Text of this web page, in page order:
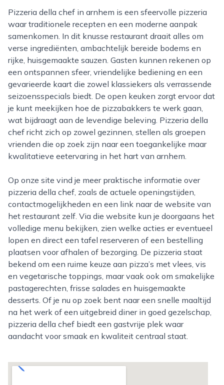
Pizzeria della chef in arnhem is een sfeervolle pizzeria
waar traditionele recepten en een moderne aanpak
samenkomen. In dit knusse restaurant draait alles om
verse ingrediënten, ambachtelijk bereide bodems en
rijke, huisgemaakte sauzen. Gasten kunnen rekenen op
een ontspannen sfeer, vriendelijke bediening en een
gevarieerde kaart die zowel klassiekers als verrassende
seizoensspecials biedt. De open keuken zorgt ervoor dat
je kunt meekijken hoe de pizzabakkers te werk gaan,
wat bijdraagt aan de levendige beleving. Pizzeria della
chef richt zich op zowel gezinnen, stellen als groepen
vrienden die op zoek zijn naar een toegankelijke maar
kwalitatieve eetervaring in het hart van arnhem.
Op onze site vind je meer praktische informatie over
pizzeria della chef, zoals de actuele openingstijden,
contactmogelijkheden en een link naar de website van
het restaurant zelf. Via die website kun je doorgaans het
volledige menu bekijken, zien welke acties er eventueel
lopen en direct een tafel reserveren of een bestelling
plaatsen voor afhalen of bezorging. De pizzeria staat
bekend om een ruime keuze aan pizza’s met vlees, vis
en vegetarische toppings, maar vaak ook om smakelijke
pastagerechten, frisse salades en huisgemaakte
desserts. Of je nu op zoek bent naar een snelle maaltijd
na het werk of een uitgebreid diner in goed gezelschap,
pizzeria della chef biedt een gastvrije plek waar
aandacht voor smaak en kwaliteit centraal staat.